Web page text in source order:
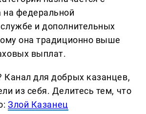
на федеральной
и дополнительных
она традиционно выше
выплат.
Канал для добрых казанцев,
из себя. Делитеcь тем, что
Злой Казанец